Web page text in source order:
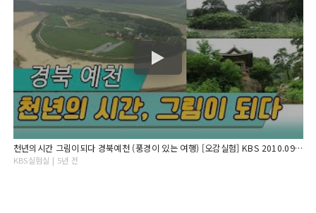
천년의시간 그림이되다 경북예천 (풍경이 있는 여행) [오감실험] KBS 2010.09.03 방송
KBS실험실 | 5년 전